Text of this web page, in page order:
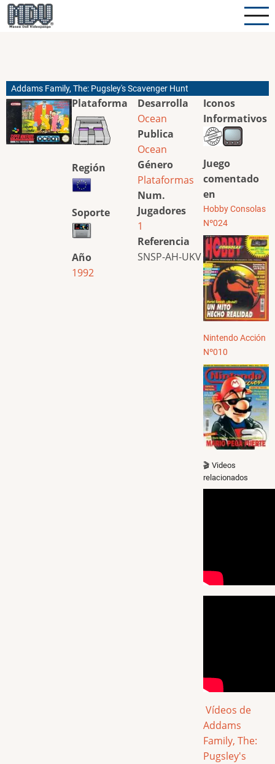
Pasar
al
Addams Family, The: Pugsley's Scavenger Hunt
Plataforma
Región
Soporte
Año
1992
Desarrolla
Ocean
Publica
Ocean
Género
Plataformas
Num.
Jugadores
1
Referencia
SNSP-AH-UKV
Iconos
Informativos
Juego
comentado
en
Hobby Consolas
Nº024
Nintendo Acción
Nº010
🎬 Videos
relacionados
Vídeos de
Addams
Family, The:
Pugsley's